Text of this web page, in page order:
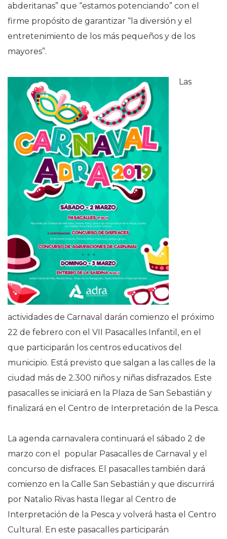
abderitanas” que “estamos potenciando” con el
firme propósito de garantizar “la diversión y el
entretenimiento de los más pequeños y de los
mayores”.
Las
actividades de Carnaval darán comienzo el próximo
22 de febrero con el VII Pasacalles Infantil, en el
que participarán los centros educativos del
municipio. Está previsto que salgan a las calles de la
ciudad más de 2.300 niños y niñas disfrazados. Este
pasacalles se iniciará en la Plaza de San Sebastián y
finalizará en el Centro de Interpretación de la Pesca.
La agenda carnavalera continuará el sábado 2 de
marzo con el
popular Pasacalles de Carnaval y el
concurso de disfraces. El pasacalles también dará
comienzo en la Calle San Sebastián y que discurrirá
por Natalio Rivas hasta llegar al Centro de
Interpretación de la Pesca y volverá hasta el Centro
Cultural. En este pasacalles participarán